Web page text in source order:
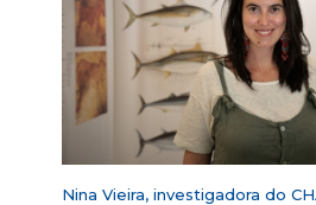
Nina Vieira, investigadora do